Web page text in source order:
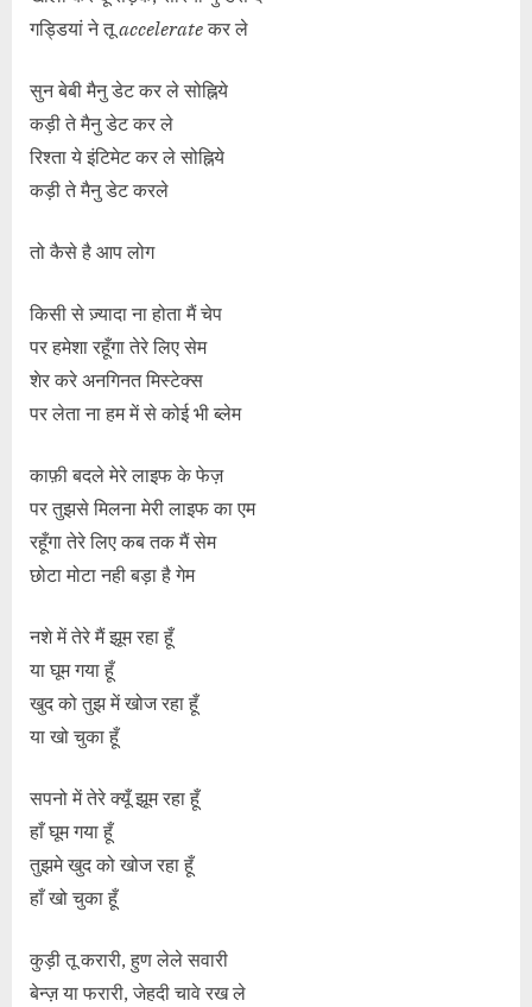
गड्डियां ने तूaccelerateकर ले
सुन बेबी मैनु डेट कर ले सोह्निये
कड़ी ते मैनु डेट कर ले
रिश्ता ये इंटिमेट कर ले सोह्निये
कड़ी ते मैनु डेट करले
तो कैसे है आप लोग
किसी से ज़्यादा ना होता मैं चेप
पर हमेशा रहूँगा तेरे लिए सेम
शेर करे अनगिनत मिस्टेक्स
पर लेता ना हम में से कोई भी ब्लेम
काफ़ी बदले मेरे लाइफ के फेज़
पर तुझसे मिलना मेरी लाइफ का एम
रहूँगा तेरे लिए कब तक मैं सेम
छोटा मोटा नही बड़ा है गेम
नशे में तेरे मैं झूम रहा हूँ
या घूम गया हूँ
खुद को तुझ में खोज रहा हूँ
या खो चुका हूँ
सपनो में तेरे क्यूँ झूम रहा हूँ
हाँ घूम गया हूँ
तुझमे खुद को खोज रहा हूँ
हाँ खो चुका हूँ
कुड़ी तू करारी, हुण लेले सवारी
बेन्ज़ या फरारी, जेहदी चावे रख ले